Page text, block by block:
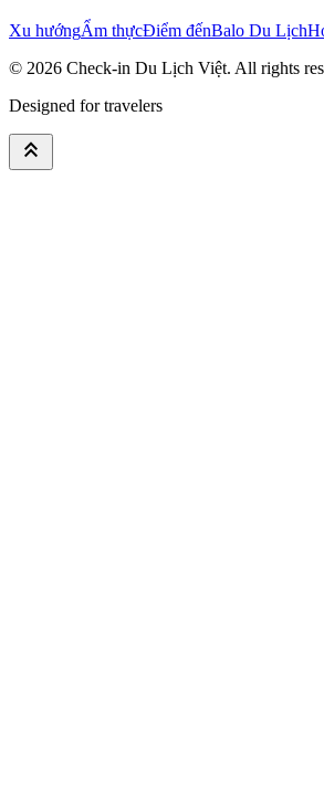
Xu hướngẨm thựcĐiểm đếnBalo Du Lịch
© 2026 Check-in Du Lịch Việt. All rights
Designed for travelers
keyboard_double_arrow_up